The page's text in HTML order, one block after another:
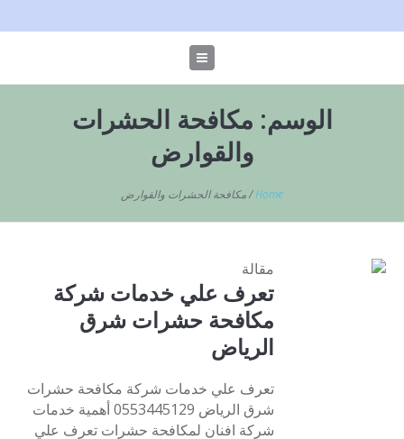
الوسم: مكافحة الحشرات
والقوارض
Home
/مكافحة الحشرات والقوارض
مقالة
تعرف علي خدمات شركة
مكافحة حشرات شرق
الرياض
تعرف علي خدمات شركة مكافحة حشرات
شرق الرياض 0553445129 أهمية خدمات
شركة افنان لمكافحة حشرات تعرف علي